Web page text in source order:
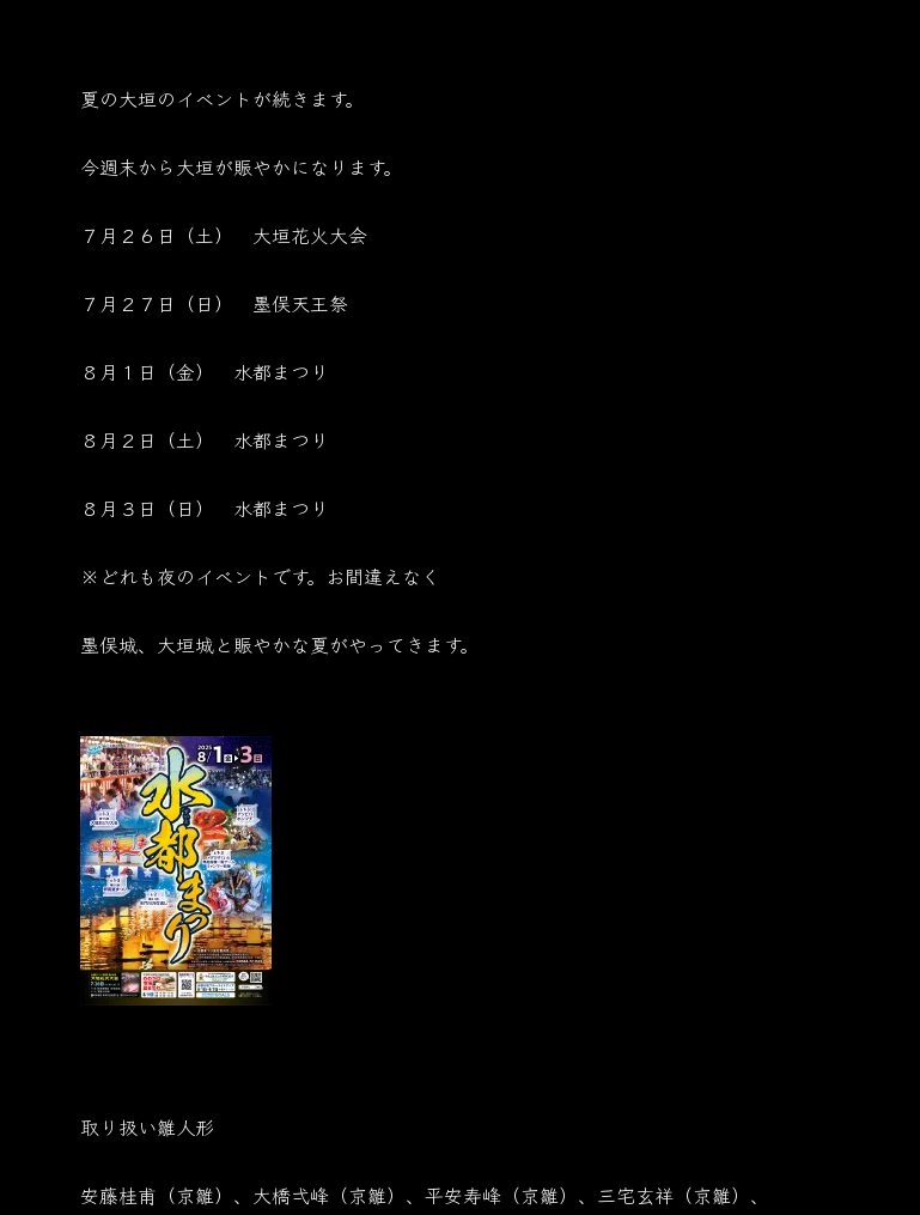
夏の大垣のイベントが続きます。
今週末から大垣が賑やかになります。
７月２６日（土） 大垣花火大会
７月２７日（日） 墨俣天王祭
８月１日（金） 水都まつり
８月２日（土） 水都まつり
８月３日（日） 水都まつり
※どれも夜のイベントです。お間違えなく
墨俣城、大垣城と賑やかな夏がやってきます。
取り扱い雛人形
安藤桂甫（京雛）、大橋弌峰（京雛）、平安寿峰（京雛）、三宅玄祥（京雛）、